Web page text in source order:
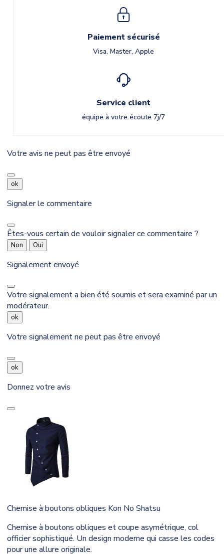
Paiement sécurisé
Visa, Master, Apple
Service client
équipe à votre écoute 7j/7
Votre avis ne peut pas être envoyé
ok
Signaler le commentaire
Êtes-vous certain de vouloir signaler ce commentaire ?
Non Oui
Signalement envoyé
Votre signalement a bien été soumis et sera examiné par un
modérateur.
ok
Votre signalement ne peut pas être envoyé
ok
Donnez votre avis
Chemise à boutons obliques Kon No Shatsu
Chemise à boutons obliques et coupe asymétrique, col
officier sophistiqué. Un design moderne qui casse les codes
pour une allure originale.